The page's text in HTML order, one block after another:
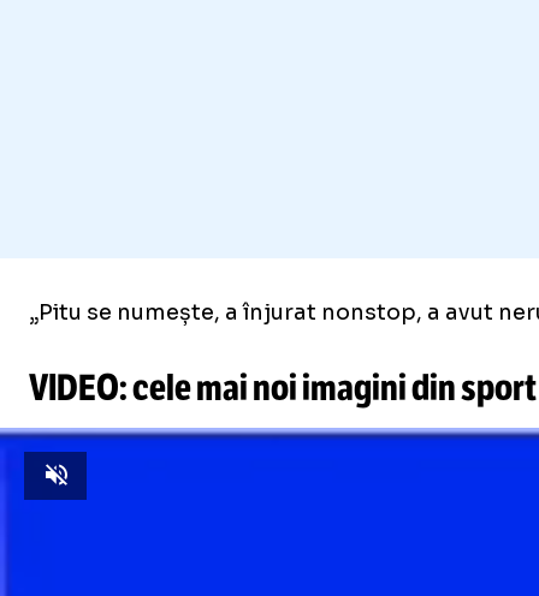
„Pitu se numește, a înjurat nonstop, a avut
VIDEO: cele mai noi imagini din sport
Unmute